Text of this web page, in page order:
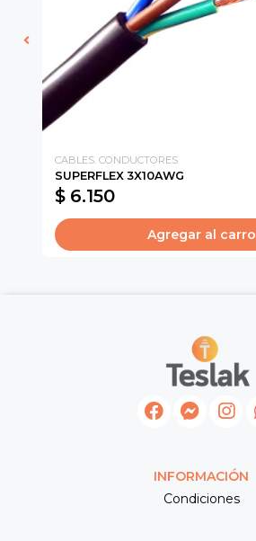
CABLES. CONDUCTORES
SUPERFLEX 3X10AWG
$ 6.150
Agregar al carro
INFORMACIÓN
Condiciones